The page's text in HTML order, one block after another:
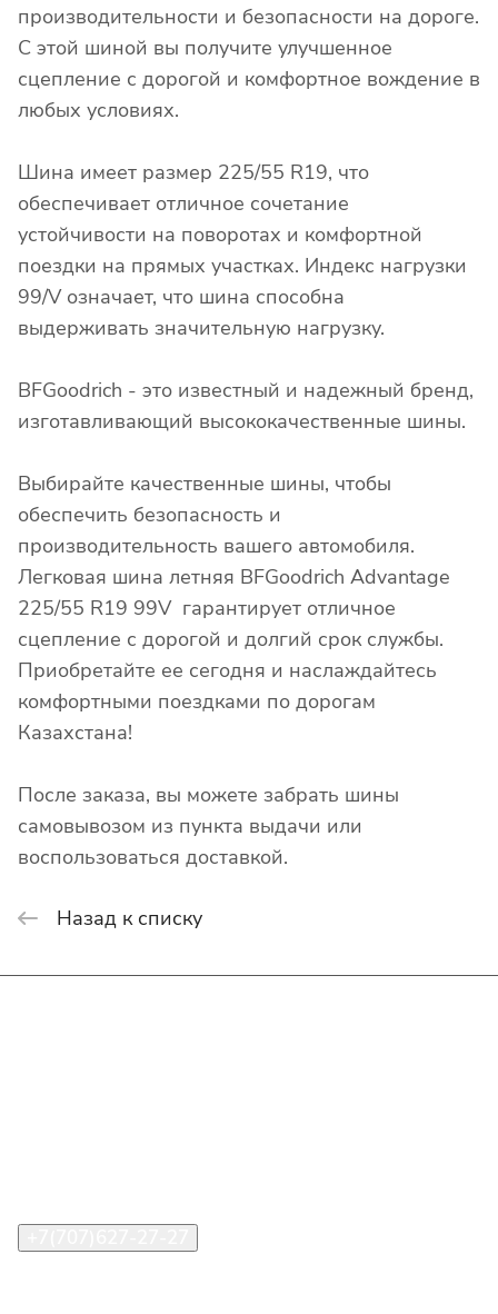
производительности и безопасности на дороге.
С этой шиной вы получите улучшенное
сцепление с дорогой и комфортное вождение в
любых условиях.
Шина имеет размер 225/55 R19, что
обеспечивает отличное сочетание
устойчивости на поворотах и комфортной
поездки на прямых участках. Индекс нагрузки
99/V означает, что шина способна
выдерживать значительную нагрузку.
BFGoodrich - это известный и надежный бренд,
изготавливающий высококачественные шины.
Выбирайте качественные шины, чтобы
обеспечить безопасность и
производительность вашего автомобиля.
Легковая шина летняя BFGoodrich Advantage
225/55 R19 99V гарантирует отличное
сцепление с дорогой и долгий срок службы.
Приобретайте ее сегодня и наслаждайтесь
комфортными поездками по дорогам
Казахстана!
После заказа, вы можете забрать шины
самовывозом из пункта выдачи или
воспользоваться доставкой.
Назад к списку